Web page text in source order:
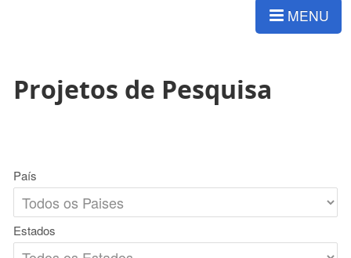
MENU
Projetos de Pesquisa
País
Estados